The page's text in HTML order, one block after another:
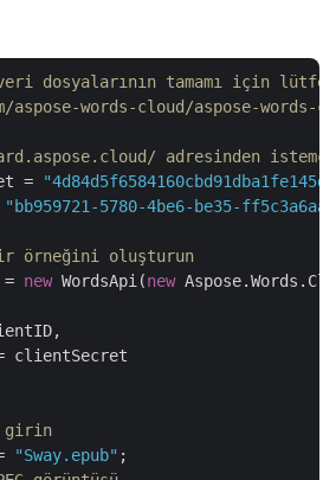
dosyalarının tamamı için
aspose-words-cloud/aspose-words-
adresinden
=
"bb959721-5780-4be6-be35-
örneğini oluşturun
= new WordsApi(new
clientSecret
girin
"Sway.epub"